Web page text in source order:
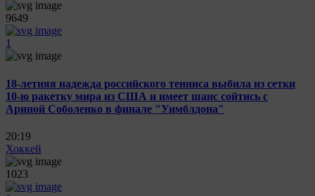
9649
1
18-летняя надежда российского тенниса выбила из сетки
10-ю ракетку мира из США и имеет шанс сойтись с
Ариной Соболенко в финале "Уимблдона"
20:19
Хоккей
1023